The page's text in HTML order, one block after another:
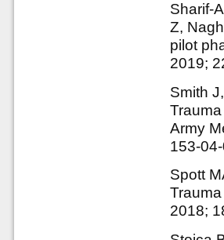
Sharif-
Z,
pilot
2019;
Smith
Army
153-
Spott
2018;